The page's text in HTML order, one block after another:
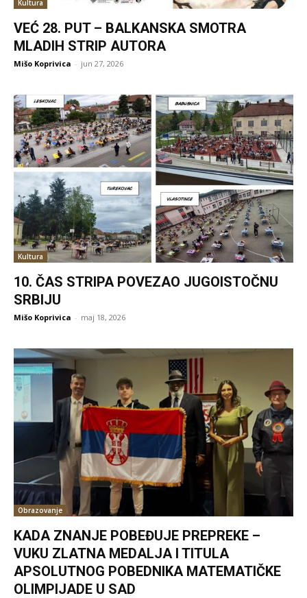
Kultura
VEĆ 28. PUT – BALKANSKA SMOTRA
MLADIH STRIP AUTORA
Mišo Koprivica - jun 27, 2026
Kultura
10. ČAS STRIPA POVEZAO JUGOISTOČNU
SRBIJU
Mišo Koprivica - maj 18, 2026
Obrazovanje
KADA ZNANJE POBEĐUJE PREPREKE –
VUKU ZLATNA MEDALJA I TITULA
APSOLUTNOG POBEDNIKA MATEMATIČKE
OLIMPIJADE U SAD